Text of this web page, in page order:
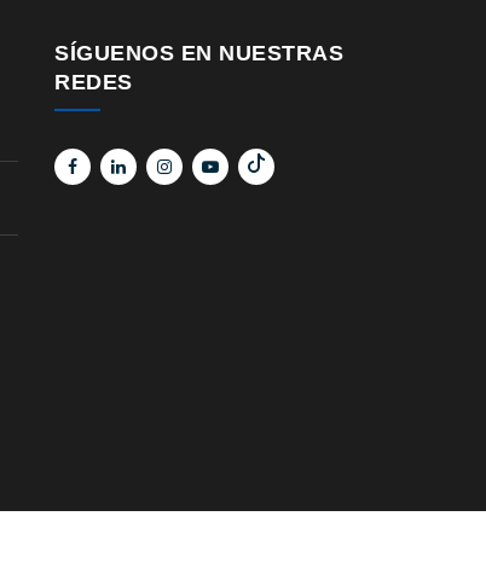
SÍGUENOS EN NUESTRAS
REDES